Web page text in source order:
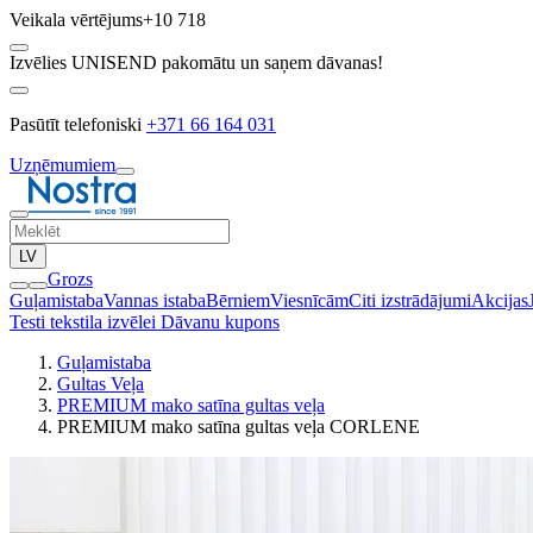
Veikala vērtējums+10 718
Izvēlies UNISEND pakomātu un saņem dāvanas!
Pasūtīt telefoniski +371 66 164 031
Uzņēmumiem
LV
Grozs
GuļamistabaVannas istabaBērniemViesnīcāmCiti izstrādājumiAkcijas
Testi tekstila izvēlei Dāvanu kupons
Guļamistaba
Gultas Veļa
PREMIUM mako satīna gultas veļa
PREMIUM mako satīna gultas veļa CORLENE